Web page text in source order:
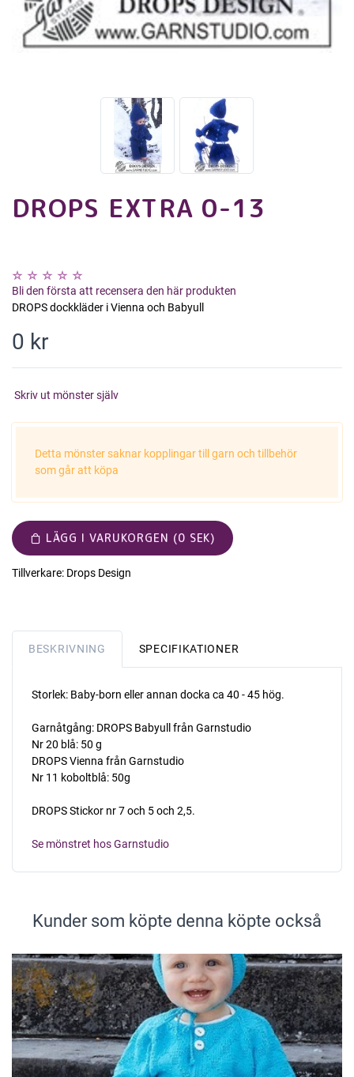
DROPS EXTRA 0-13
Bli den första att recensera den här produkten
DROPS dockkläder i Vienna och Babyull
0 kr
Skriv ut mönster själv
Detta mönster saknar kopplingar till garn och tillbehör
som går att köpa
LÄGG I VARUKORGEN (0 SEK)
Tillverkare: Drops Design
BESKRIVNING SPECIFIKATIONER
Storlek: Baby-born eller annan docka ca 40 - 45 hög.
Garnåtgång: DROPS Babyull från Garnstudio
Nr 20 blå: 50 g
DROPS Vienna från Garnstudio
Nr 11 koboltblå: 50g
DROPS Stickor nr 7 och 5 och 2,5.
Se mönstret hos Garnstudio
Kunder som köpte denna köpte också